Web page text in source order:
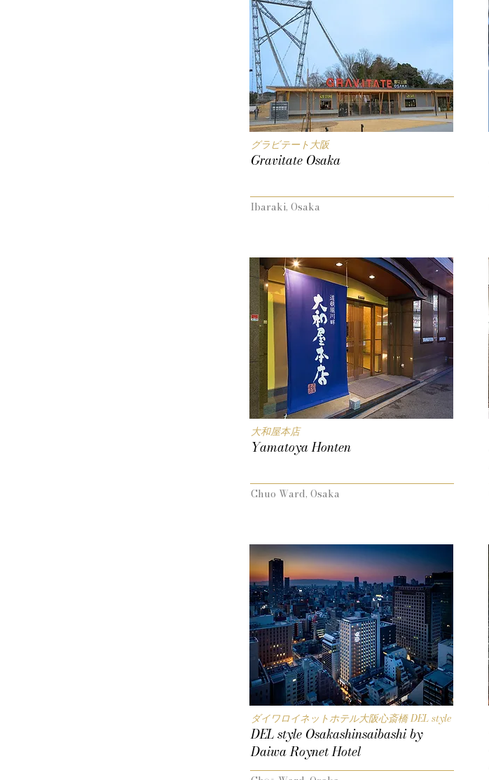
グラビテート大阪
Gravitate Osaka
Ibaraki, Osaka
大和屋本店
Yamatoya Honten
Chuo Ward, Osaka
ダイワロイネットホテル大阪心斎橋 DEL style
DEL style Osakashinsaibashi by
Daiwa Roynet Hotel